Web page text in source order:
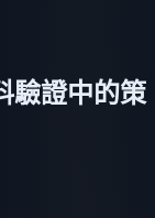
驗證中的策